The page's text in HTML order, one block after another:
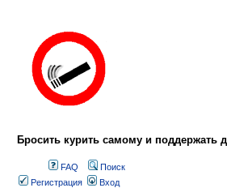
Бросить курить самому и
FAQ
Поиск
Регистрация
Вход